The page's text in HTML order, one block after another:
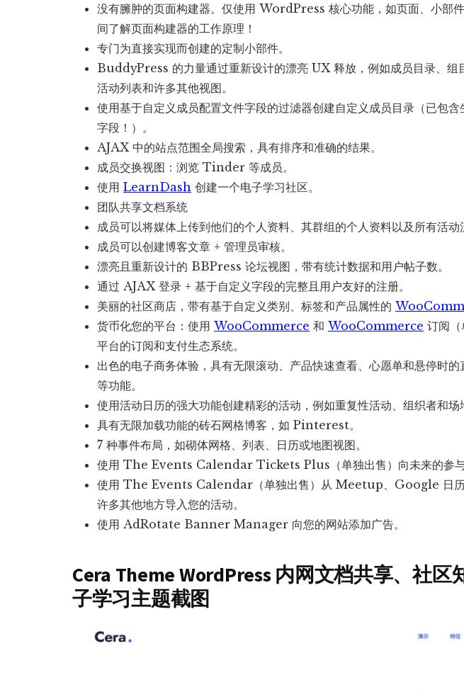
没有臃肿的页面构建器。仅使用 WordPress 核心功能，如页面、小部
间了解页面构建器的工作原理！
专门为直接实现而创建的定制小部件。
BuddyPress 的力量通过重新设计的漂亮 UX 释放，例如成员目录、组
活动列表和许多其他视图。
使用基于自定义成员配置文件字段的过滤器创建自定义成员目录（已包含
字段！）。
AJAX 中的站点范围全局搜索，具有排序和准确的结果。
成员交换视图：浏览 Tinder 等成员。
使用 LearnDash 创建一个电子学习社区。
团队共享文档系统
成员可以将媒体上传到他们的个人资料、其群组的个人资料以及所有活动
成员可以创建博客文章 + 管理员审核。
漂亮且重新设计的 BBPress 论坛视图，带有统计数据和用户帖子数。
通过 AJAX 登录 + 基于自定义字段的完整且用户友好的注册。
美丽的社区商店，带有基于自定义类别、标签和产品属性的
货币化您的平台：使用 WooCommerce 和 WooCommerce 订阅（
平台的订阅和支付生态系统。
出色的电子商务体验，具有无限滚动、产品快速查看、心愿单和悬停时
等功能。
使用活动日历的强大功能创建精彩的活动，例如重复性活动、组织者和场
具有无限加载功能的砖石网格博客，如 Pinterest。
7 种事件布局，如砌体网格、列表、日历或地图视图。
使用 The Events Calendar Tickets Plus（单独出售）向未来的参与
使用 The Events Calendar（单独出售）从 Meetup、Google 日
许多其他地方导入您的活动。
使用 AdRotate Banner Manager 向您的网站添加广告。
Cera Theme WordPress 内网文档共享、社区
子学习主题截图